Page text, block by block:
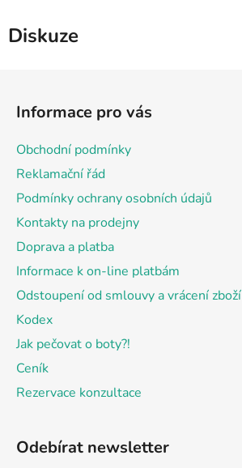
Diskuze
Informace pro vás
Obchodní podmínky
Reklamační řád
Podmínky ochrany osobních údajů
Kontakty na prodejny
Doprava a platba
Informace k on-line platbám
Odstoupení od smlouvy a vrácení zboží
Kodex
Jak pečovat o boty?!
Ceník
Rezervace konzultace
Odebírat newsletter